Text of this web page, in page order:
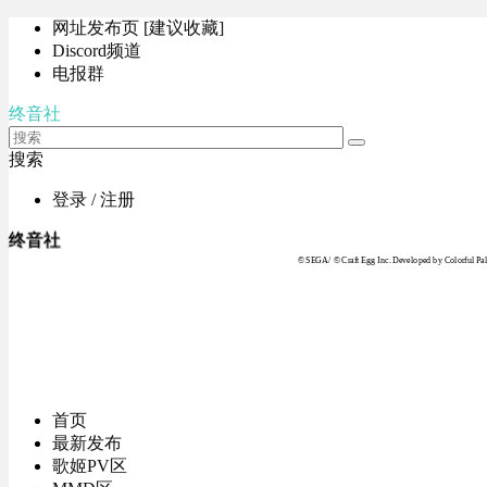
网址发布页 [建议收藏]
Discord频道
电报群
终音社
搜索
登录 / 注册
终音社
© SEGA / © Craft Egg Inc. Developed by Colorful
首页
最新发布
歌姬PV区